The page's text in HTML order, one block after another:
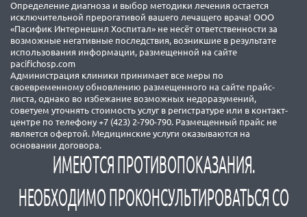
Определение диагноза и выбор методики лечения остается
исключительной прерогативой вашего лечащего врача! ООО
«Пасифик Интернешнл Хоспитал» не несёт ответственности за
возможные негативные последствия, возникшие в результате
использования информации, размещенной на сайте
pacifichosp.com
Администрация клиники принимает все меры по
своевременному обновлению размещенного на сайте прайс-
листа, однако во избежание возможных недоразумений,
советуем уточнять стоимость услуг в регистратуре или в контакт-
центре по телефону +7 (423) 2-790-790. Размещенный прайс не
является офертой. Медицинские услуги оказываются на
основании договора.
ИМЕЮТСЯ ПРОТИВОПОКАЗАНИЯ.
НЕОБХОДИМО ПРОКОНСУЛЬТИРОВАТЬСЯ СО